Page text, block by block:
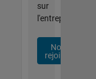
sur
l'entreprise.
Nous
rejoindre